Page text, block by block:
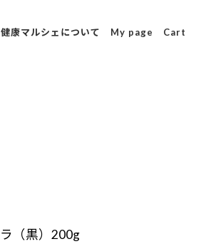
健康マルシェについて
食品成分表一覧
My page Cart
（黒）200g